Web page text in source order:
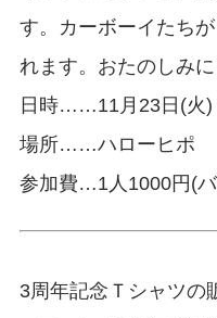
す。カーボーイたち
れます。おたのしみに
日時……11月23日(火
場所……ハローヒポ
参加費…1人1000円(
3周年記念Ｔシャツの